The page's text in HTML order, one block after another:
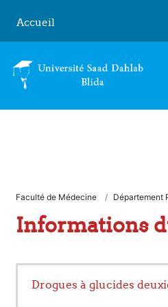
Accueil
Faculté de Médecine Département
Informations
Drogues à glucides